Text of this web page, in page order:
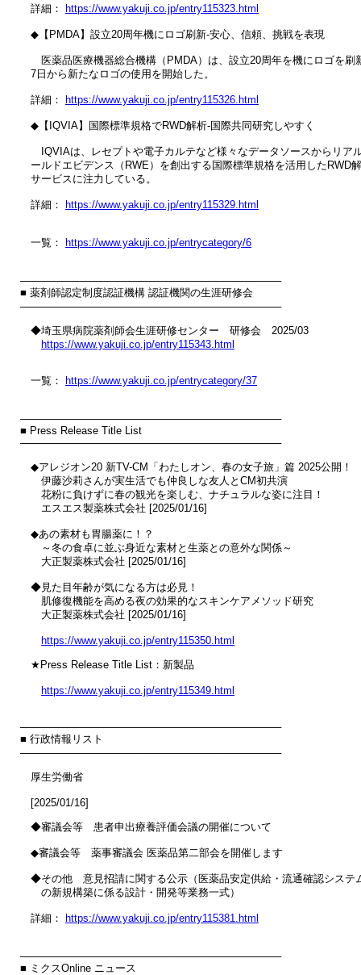
詳細： https://www.yakuji.co.jp/entry115323.html
◆【PMDA】設立20周年機にロゴ刷新‐安心、信頼、挑戦を表現
医薬品医療機器総合機構（PMDA）は、設立20周年を機にロゴを刷
7日から新たなロゴの使用を開始した。
詳細： https://www.yakuji.co.jp/entry115326.html
◆【IQVIA】国際標準規格でRWD解析‐国際共同研究しやすく
IQVIAは、レセプトや電子カルテなど様々なデータソースからリア
ールドエビデンス（RWE）を創出する国際標準規格を活用したRWD
サービスに注力している。
詳細： https://www.yakuji.co.jp/entry115329.html
一覧： https://www.yakuji.co.jp/entrycategory/6
────────────────────────────────────
■ 薬剤師認定制度認証機構 認証機関の生涯研修会
────────────────────────────────────
◆埼玉県病院薬剤師会生涯研修センター　研修会　2025/03
https://www.yakuji.co.jp/entry115343.html
一覧： https://www.yakuji.co.jp/entrycategory/37
────────────────────────────────────
■ Press Release Title List
────────────────────────────────────
◆アレジオン20 新TV-CM「わたしオン、春の女子旅」篇 2025公開！
伊藤沙莉さんが実生活でも仲良しな友人とCM初共演
花粉に負けずに春の観光を楽しむ、ナチュラルな姿に注目！
エスエス製薬株式会社 [2025/01/16]
◆あの素材も胃腸薬に！？
～冬の食卓に並ぶ身近な素材と生薬との意外な関係～
大正製薬株式会社 [2025/01/16]
◆見た目年齢が気になる方は必見！
肌修復機能を高める夜の効果的なスキンケアメソッド研究
大正製薬株式会社 [2025/01/16]
https://www.yakuji.co.jp/entry115350.html
★Press Release Title List：新製品
https://www.yakuji.co.jp/entry115349.html
────────────────────────────────────
■ 行政情報リスト
────────────────────────────────────
厚生労働省
[2025/01/16]
◆審議会等　患者申出療養評価会議の開催について
◆審議会等　薬事審議会 医薬品第二部会を開催します
◆その他　意見招請に関する公示（医薬品安定供給・流通確認システ
の新規構築に係る設計・開発等業務一式）
詳細： https://www.yakuji.co.jp/entry115381.html
────────────────────────────────────
■ ミクスOnline ニュース